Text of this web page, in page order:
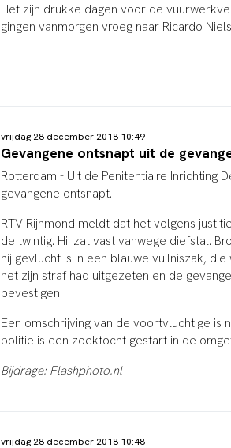
Het zijn drukke dagen voor de
gingen vanmorgen vroeg naar Ricardo
vrijdag 28 december 2018 10:49
Gevangene ontsnapt uit de
Rotterdam - Uit de Penitentiaire Inrichting
gevangene ontsnapt.
RTV Rijnmond meldt dat het volgens
de twintig. Hij zat vast vanwege diefstal.
hij gevlucht is in een blauwe vuilniszak,
net zijn straf had uitgezeten en de
bevestigen.
Een omschrijving van de voortvluchtige is
politie is een zoektocht gestart in de
Bijdrage: Flashphoto.nl
vrijdag 28 december 2018 10:48